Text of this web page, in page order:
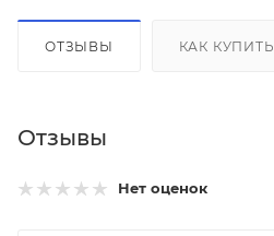
ОТЗЫВЫ КАК КУПИТЬ
Отзывы
Нет оценок